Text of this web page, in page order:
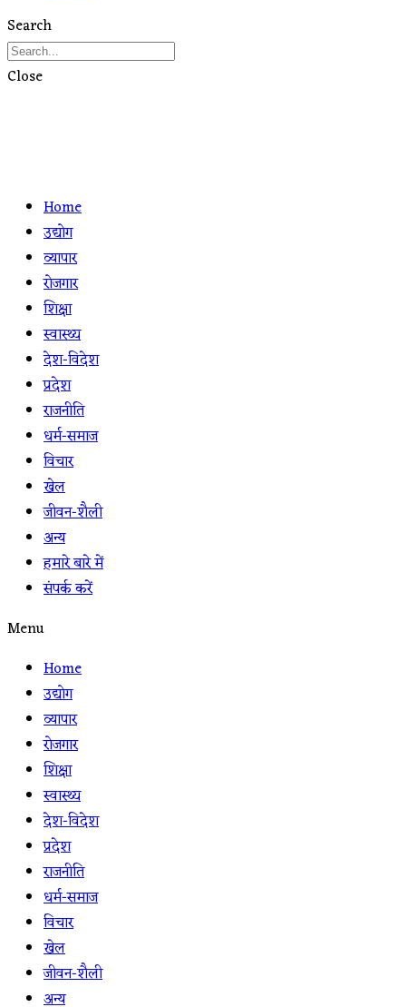
Search
Close
Home
उद्योग
व्यापार
रोजगार
शिक्षा
स्वास्थ्य
देश-विदेश
प्रदेश
राजनीति
धर्म-समाज
विचार
खेल
जीवन-शैली
अन्य
हमारे बारे में
संपर्क करें
Menu
Home
उद्योग
व्यापार
रोजगार
शिक्षा
स्वास्थ्य
देश-विदेश
प्रदेश
राजनीति
धर्म-समाज
विचार
खेल
जीवन-शैली
अन्य